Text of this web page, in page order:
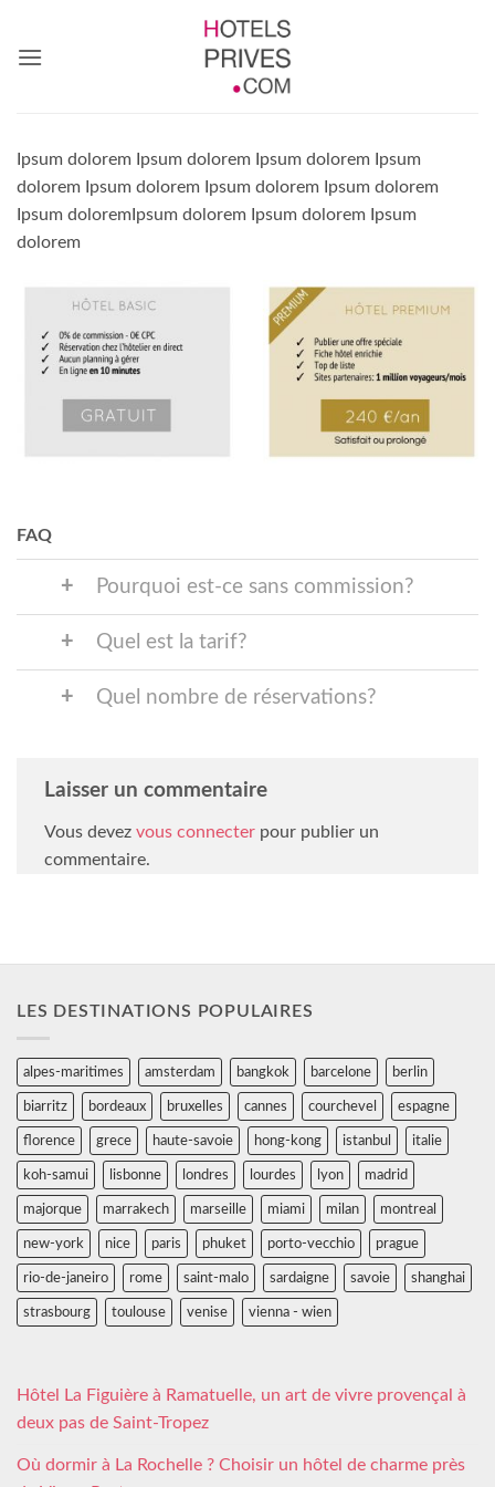
contenu
Ipsum dolorem Ipsum dolorem Ipsum dolorem Ipsum
dolorem Ipsum dolorem Ipsum dolorem Ipsum dolorem
Ipsum doloremIpsum dolorem Ipsum dolorem Ipsum
dolorem
FAQ
Pourquoi est-ce sans commission?
Quel est la tarif?
Quel nombre de réservations?
Laisser un commentaire
Vous devez vous connecter pour publier un
commentaire.
LES DESTINATIONS POPULAIRES
alpes-maritimes amsterdam bangkok barcelone berlin
biarritz bordeaux bruxelles cannes courchevel espagne
florence grece haute-savoie hong-kong istanbul italie
koh-samui lisbonne londres lourdes lyon madrid
majorque marrakech marseille miami milan montreal
new-york nice paris phuket porto-vecchio prague
rio-de-janeiro rome saint-malo sardaigne savoie shanghai
strasbourg toulouse venise vienna - wien
Hôtel La Figuière à Ramatuelle, un art de vivre provençal à
deux pas de Saint-Tropez
Où dormir à La Rochelle ? Choisir un hôtel de charme près